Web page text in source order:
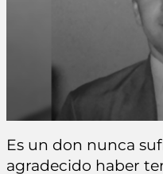
Es un don nunca
agradecido haber